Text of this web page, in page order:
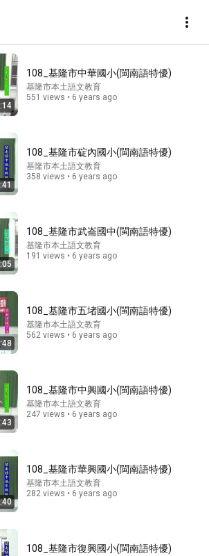
美國小(閩南語優等)
育 119 views
育
108_基隆市中華國小(閩南語特優)
基隆市本土語文教育
551 views • 6 years ago
108_基隆市碇內國小(閩南語特優)
基隆市本土語文教育
358 views • 6 years ago
108_基隆市武崙國中(閩南語特優)
基隆市本土語文教育
191 views • 6 years ago
108_基隆市五堵國小(閩南語特優)
基隆市本土語文教育
562 views • 6 years ago
108_基隆市中興國小(閩南語特優)
基隆市本土語文教育
247 views • 6 years ago
108_基隆市華興國小(閩南語特優)
基隆市本土語文教育
282 views • 6 years ago
108_基隆市復興國小(閩南語特優)